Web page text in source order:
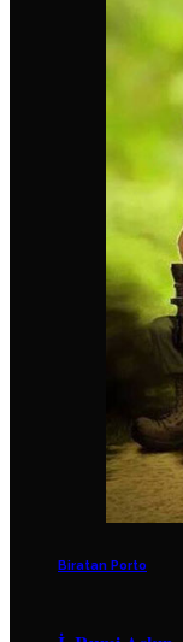
Biratan Porto